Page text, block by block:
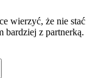
wierzyć, że nie stać
bardziej z partnerką.